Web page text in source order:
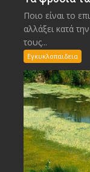
Ποιο είναι το
αλλάξει κατά
τους...
Εγκυκλοπαιδεια